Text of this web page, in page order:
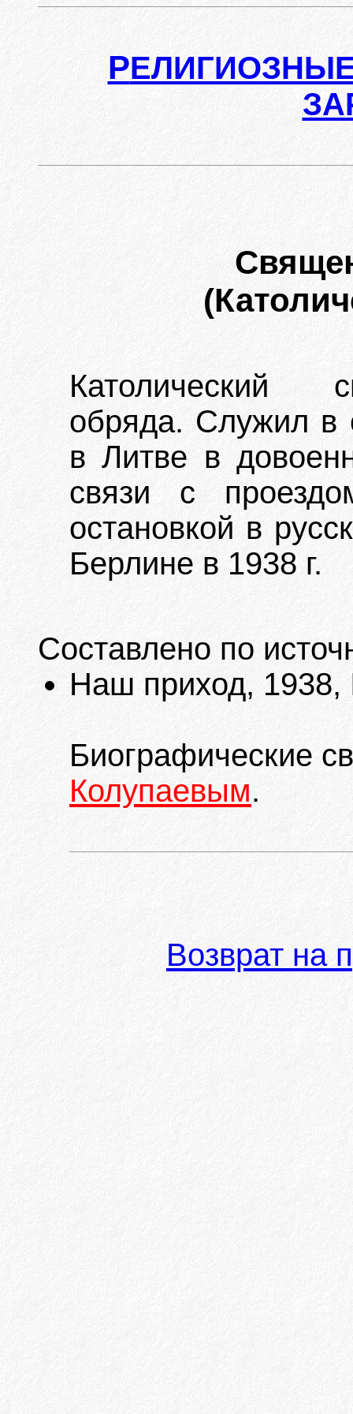
Р
Католический
обряда. Служил в
в Литве в
связи с
остановкой в
Берлине в 1938 г.
Составлено по
Наш приход,
Биографические
Колупаевым.
Возврат на